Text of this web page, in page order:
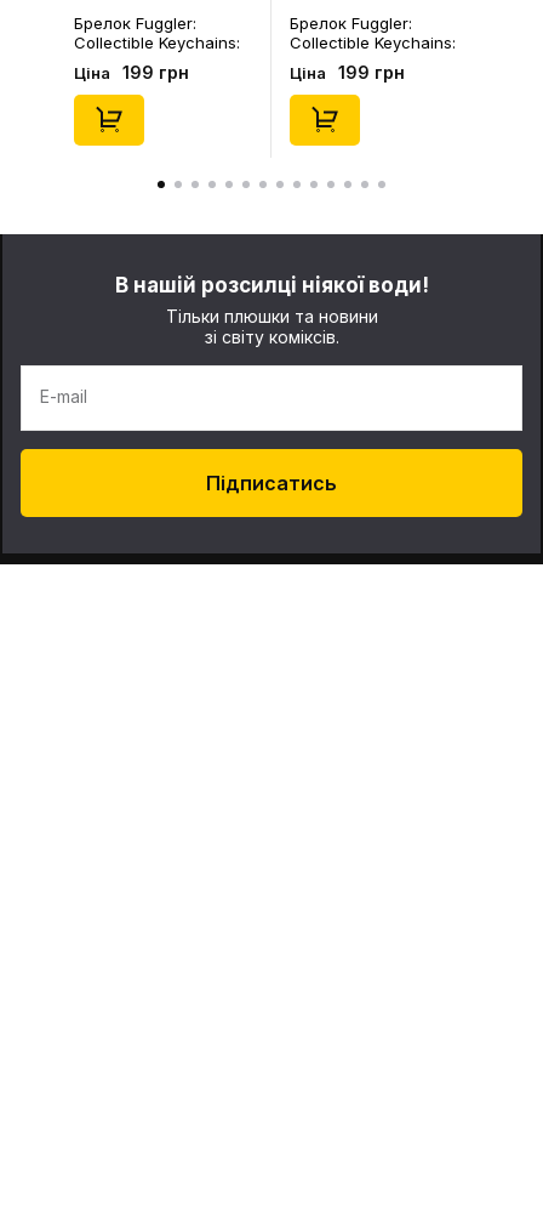
Брелок Fuggler:
Collectible Keychains:
Gold Edition: Series 3
(Blind Box: 1 з 24),
(11550)
Ціна 199 грн
Брелок Fuggler:
Collectible Keychains:
Series 2 (Blind Box: 1 з
46), (15475)
Ціна 199 грн
В нашій розсилці ніякої води!
Тільки плюшки та новини
зі світу коміксів.
E-mail
Підписатись